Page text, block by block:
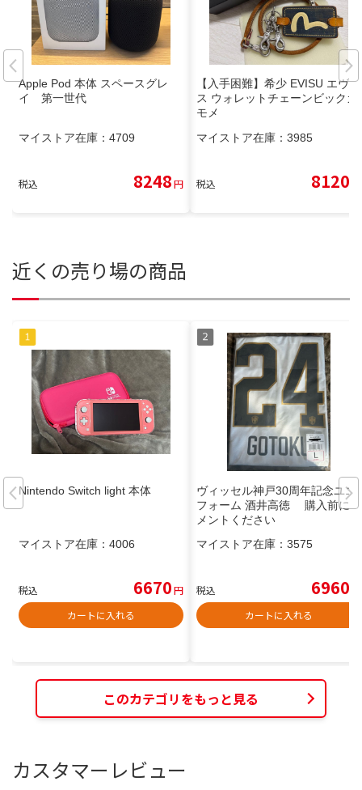
Apple Pod 本体 スペースグレ
イ 第一世代
マイストア在庫： 4709
税込 8248円
【入手困難】希少 EVISU エヴィ
ス ウォレットチェーンビックカ
モメ
マイストア在庫： 3985
税込 8120
近くの売り場の商品
Nintendo Switch light 本体
マイストア在庫： 4006
税込 6670円
カートに入れる
ヴィッセル神戸30周年記念ユニ
フォーム 酒井高徳 購入前にコ
メントください
マイストア在庫： 3575
税込 6960
カートに入れる
このカテゴリをもっと見る
カスタマーレビュー